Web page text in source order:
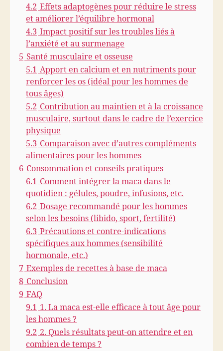
4.2 Effets adaptogènes pour réduire le stress
et améliorer l’équilibre hormonal
4.3 Impact positif sur les troubles liés à
l’anxiété et au surmenage
5 Santé musculaire et osseuse
5.1 Apport en calcium et en nutriments pour
renforcer les os (idéal pour les hommes de
tous âges)
5.2 Contribution au maintien et à la croissance
musculaire, surtout dans le cadre de l’exercice
physique
5.3 Comparaison avec d’autres compléments
alimentaires pour les hommes
6 Consommation et conseils pratiques
6.1 Comment intégrer la maca dans le
quotidien : gélules, poudre, infusions, etc.
6.2 Dosage recommandé pour les hommes
selon les besoins (libido, sport, fertilité)
6.3 Précautions et contre-indications
spécifiques aux hommes (sensibilité
hormonale, etc.)
7 Exemples de recettes à base de maca
8 Conclusion
9 FAQ
9.1 1. La maca est-elle efficace à tout âge pour
les hommes ?
9.2 2. Quels résultats peut-on attendre et en
combien de temps ?